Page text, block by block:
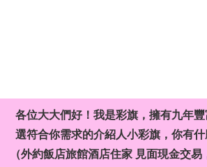
各位大大們好！我是彩旗，擁有九年
選符合你需求的介紹人小彩旗，你有
（外約飯店旅館酒店住家 見面現金交